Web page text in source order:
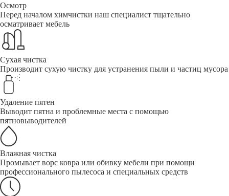
Осмотр
Перед началом химчистки наш специалист тщательно
осматривает мебель
Сухая чистка
Производит сухую чистку для устранения пыли и частиц мусора
Удаление пятен
Выводит пятна и проблемные места с помощью
пятновыводителей
Влажная чистка
Промывает ворс ковра или обивку мебели при помощи
профессионального пылесоса и специальных средств